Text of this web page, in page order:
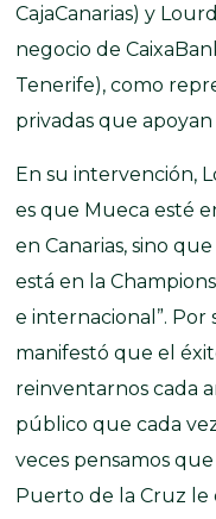
CajaCanarias) y
negocio de
Tenerife), como
privadas que apoyan
En su intervención,
es que Mueca esté
en Canarias, sino
está en la
e internacional”.
manifestó que el
reinventarnos cada
público que cada
veces pensamos
Puerto de la Cruz le